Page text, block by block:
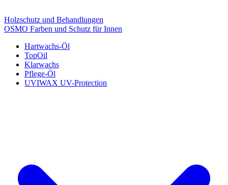
Holzschutz und Behandlungen
OSMO Farben und Schutz für Innen
Hartwachs-Öl
TopOil
Klarwachs
Pflege-Öl
UVIWAX UV-Protection